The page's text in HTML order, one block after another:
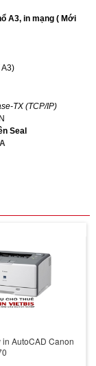
A3, in mạng ( Mới
A3)
TX (TCP/IP)
Seal
AutoCAD Canon